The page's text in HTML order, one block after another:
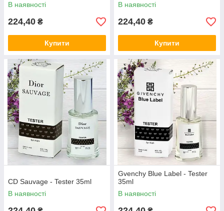
В наявності
224,40 ₴
Купити
В наявності
224,40 ₴
Купити
CD Sauvage - Tester 35ml
В наявності
Gvenchy Blue Label - Tester
35ml
В наявності